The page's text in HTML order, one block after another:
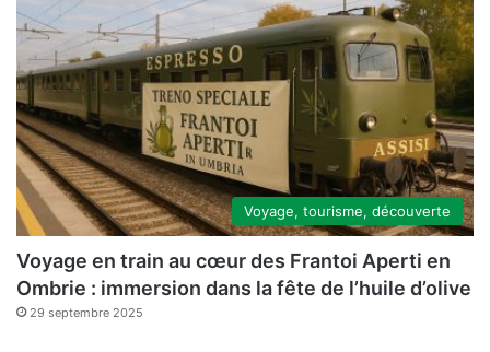
Voyage, tourisme, découverte
Voyage en train au cœur des Frantoi Aperti en
Ombrie : immersion dans la fête de l’huile d’olive
29 septembre 2025